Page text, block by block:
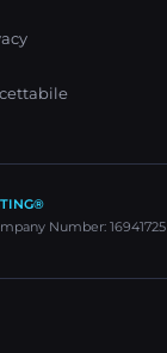
Number: 16941725